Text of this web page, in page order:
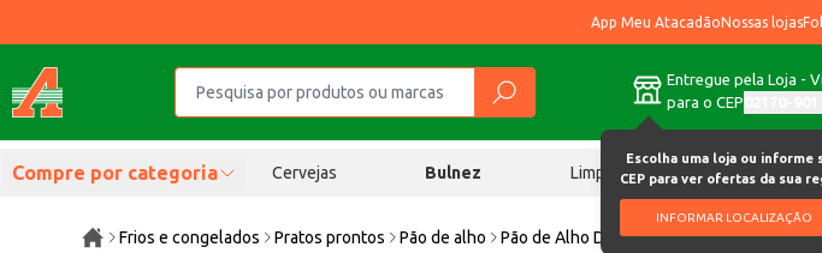
App Meu AtacadãoNossas lojas
Entregue pela Loja -
para o CEP
Escolha uma loja ou informe
CEP para ver ofertas da sua
INFORMAR LOCALIZAÇÃO
Compre por categoria Cervejas Bulnez Limpeza Chocolates
Frios e congelados Pratos prontos Pão de alho Pão de Alho Dabrasa Queijo 450g